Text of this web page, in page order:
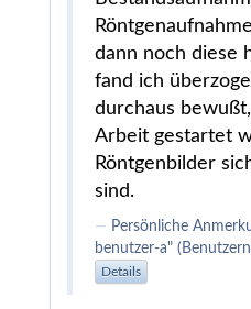
dann noch diese
fand ich
durchaus
Arbeit gestartet
Röntgenbilder
sind.
Persönliche
benutzer-a"
Details